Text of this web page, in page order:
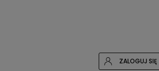
ZALOGUJ SIĘ